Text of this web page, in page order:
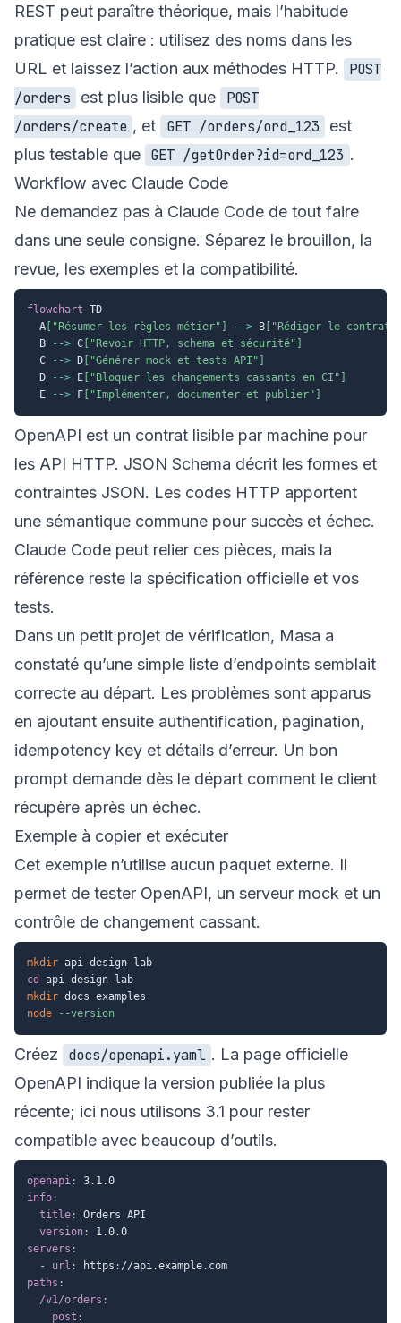
REST peut paraître théorique, mais l’habitude
pratique est claire : utilisez des noms dans les
URL et laissez l’action aux méthodes HTTP.
POST
/orders
est plus lisible que
POST
/orders/create , et GET /orders/ord_123
est
plus testable que GET /getOrder?id=ord_123 .
Workflow avec Claude Code
Ne demandez pas à Claude Code de tout faire
dans une seule consigne. Séparez le brouillon, la
revue, les exemples et la compatibilité.
flowchart TD
  A
["Résumer les règles métier"] --> B ["Rédiger le contrat
  B
--> C ["Revoir HTTP, schema et sécurité"]
  C
--> D ["Générer mock et tests API"]
  D
--> E ["Bloquer les changements cassants en CI"]
  E
--> F ["Implémenter, documenter et publier"]
OpenAPI est un contrat lisible par machine pour
les API HTTP. JSON Schema décrit les formes et
contraintes JSON. Les codes HTTP apportent
une sémantique commune pour succès et échec.
Claude Code peut relier ces pièces, mais la
référence reste la spécification officielle et vos
tests.
Dans un petit projet de vérification, Masa a
constaté qu’une simple liste d’endpoints semblait
correcte au départ. Les problèmes sont apparus
en ajoutant ensuite authentification, pagination,
idempotency key et détails d’erreur. Un bon
prompt demande dès le départ comment le client
récupère après un échec.
Exemple à copier et exécuter
Cet exemple n’utilise aucun paquet externe. Il
permet de tester OpenAPI, un serveur mock et un
contrôle de changement cassant.
mkdir
cd
mkdir
node
--version
Créez docs/openapi.yaml . La page officielle
OpenAPI indique la version publiée la plus
récente; ici nous utilisons 3.1 pour rester
compatible avec beaucoup d’outils.
openapi:
info:
title:
Orders API
version:
servers :
-
url : https :
paths :
/v1/orders :
post :